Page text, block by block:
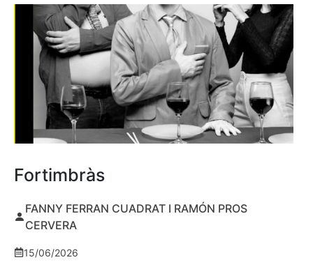
Fortimbràs
FANNY FERRAN CUADRAT I RAMÓN PROS
CERVERA
15/06/2026